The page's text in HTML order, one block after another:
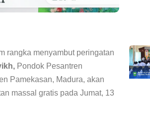
rangka menyambut peringatan
Pondok Pesantren
Pamekasan, Madura, akan
massal gratis pada Jumat, 13